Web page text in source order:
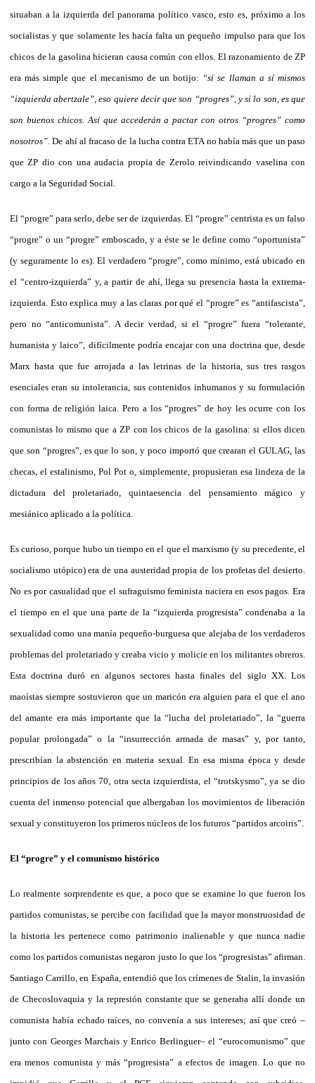
situaban a la izquierda del panorama político vasco, esto es, próximo a los
socialistas y que solamente les hacía falta un pequeño impulso para que los
chicos de la gasolina hicieran causa común con ellos. El razonamiento de ZP
era más simple que el mecanismo de un botijo: “si se llaman a sí mismos
“izquierda abertzale”, eso quiere decir que son “progres”, y si lo son, es que
son buenos chicos. Así que accederán a pactar con otros “progres” como
nosotros”. De ahí al fracaso de la lucha contra ETA no había más que un paso
que ZP dio con una audacia propia de Zerolo reivindicando vaselina con
cargo a la Seguridad Social.
El “progre” para serlo, debe ser de izquierdas. El “progre” centrista es un falso
“progre” o un “progre” emboscado, y a éste se le define como “oportunista”
(y seguramente lo es). El verdadero “progre”, como mínimo, está ubicado en
el “centro-izquierda” y, a partir de ahí, llega su presencia hasta la extrema-
izquierda. Esto explica muy a las claras por qué el “progre” es “antifascista”,
pero no “anticomunista”. A decir verdad, si el “progre” fuera “tolerante,
humanista y laico”, difícilmente podría encajar con una doctrina que, desde
Marx hasta que fue arrojada a las letrinas de la historia, sus tres rasgos
esenciales eran su intolerancia, sus contenidos inhumanos y su formulación
con forma de religión laica. Pero a los “progres” de hoy les ocurre con los
comunistas lo mismo que a ZP con los chicos de la gasolina: si ellos dicen
que son “progres”, es que lo son, y poco importó que crearan el GULAG, las
checas, el estalinismo, Pol Pot o, simplemente, propusieran esa lindeza de la
dictadura del proletariado, quintaesencia del pensamiento mágico y
mesiánico aplicado a la política.
Es curioso, porque hubo un tiempo en el que el marxismo (y su precedente, el
socialismo utópico) era de una austeridad propia de los profetas del desierto.
No es por casualidad que el sufraguismo feminista naciera en esos pagos. Era
el tiempo en el que una parte de la “izquierda progresista” condenaba a la
sexualidad como una manía pequeño-burguesa que alejaba de los verdaderos
problemas del proletariado y creaba vicio y molicie en los militantes obreros.
Esta doctrina duró en algunos sectores hasta finales del siglo XX. Los
maoístas siempre sostuvieron que un maricón era alguien para el que el ano
del amante era más importante que la “lucha del proletariado”, la “guerra
popular prolongada” o la “insurrección armada de masas” y, por tanto,
prescribían la abstención en materia sexual. En esa misma época y desde
principios de los años 70, otra secta izquierdista, el “trotskysmo”, ya se dio
cuenta del inmenso potencial que albergaban los movimientos de liberación
sexual y constituyeron los primeros núcleos de los futuros “partidos arcoiris”.
El “progre” y el comunismo histórico
Lo realmente sorprendente es que, a poco que se examine lo que fueron los
partidos comunistas, se percibe con facilidad que la mayor monstruosidad de
la historia les pertenece como patrimonio inalienable y que nunca nadie
como los partidos comunistas negaron justo lo que los “progresistas” afirman.
Santiago Carrillo, en España, entendió que los crímenes de Stalin, la invasión
de Checoslovaquia y la represión constante que se generaba allí donde un
comunista había echado raíces, no convenía a sus intereses; así que creó –
junto con Georges Marchais y Enrico Berlinguer– el “eurocomunismo” que
era menos comunista y más “progresista” a efectos de imagen. Lo que no